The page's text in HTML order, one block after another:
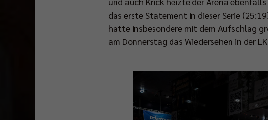
das erste Statement in dieser Serie
hatte insbesondere mit dem Aufschlag
am Donnerstag das Wiedersehen in der